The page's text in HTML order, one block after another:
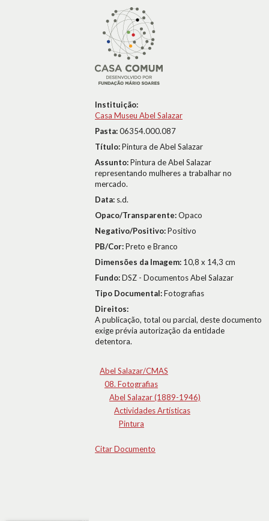
Instituição:
Casa Museu Abel Salazar
Pasta:06354.000.087
Título:Pintura de Abel Salazar
Assunto:Pintura de Abel Salazar
representando mulheres a trabalhar no
mercado.
Data: s.d.
Opaco/Transparente:Opaco
Negativo/Positivo:Positivo
PB/Cor:Preto e Branco
Dimensões da Imagem: 10,8 x 14,3 cm
Fundo:DSZ - Documentos Abel Salazar
Tipo Documental:Fotografias
Direitos:
A publicação, total ou parcial, deste documento
exige prévia autorização da entidade
detentora.
Abel Salazar/CMAS
08. Fotografias
Abel Salazar (1889-1946)
Actividades Artísticas
Pintura
Citar Documento